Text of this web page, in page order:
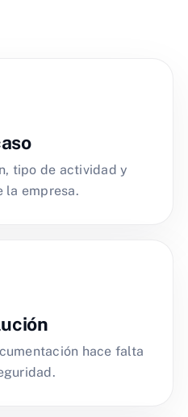
tipo de actividad y
la empresa.
hace falta